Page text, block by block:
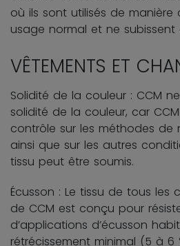
où ils sont utilisés de
usage normal et ne
VÊTEMENTS ET
Solidité de la couleur : CCM
solidité de la couleur, car
contrôle sur les méthodes de
ainsi que sur les autres
tissu peut être soumis.
Écusson : Le tissu de tous les
de CCM est conçu pour
d’applications d’écusson
rétrécissement minimal (5 à 6